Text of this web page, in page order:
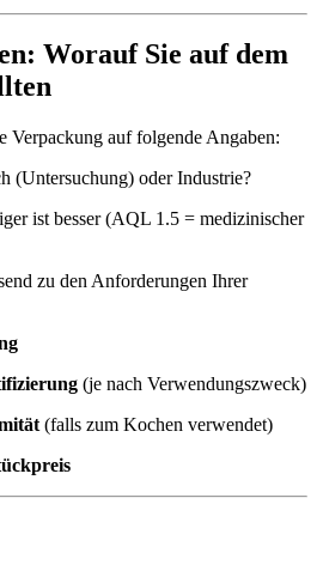
Worauf Sie auf dem
Verpackung auf folgende Angaben:
(Untersuchung) oder Industrie?
ist besser (AQL 1.5 = medizinischer
zu den Anforderungen Ihrer
(je nach Verwendungszweck)
(falls zum Kochen verwendet)